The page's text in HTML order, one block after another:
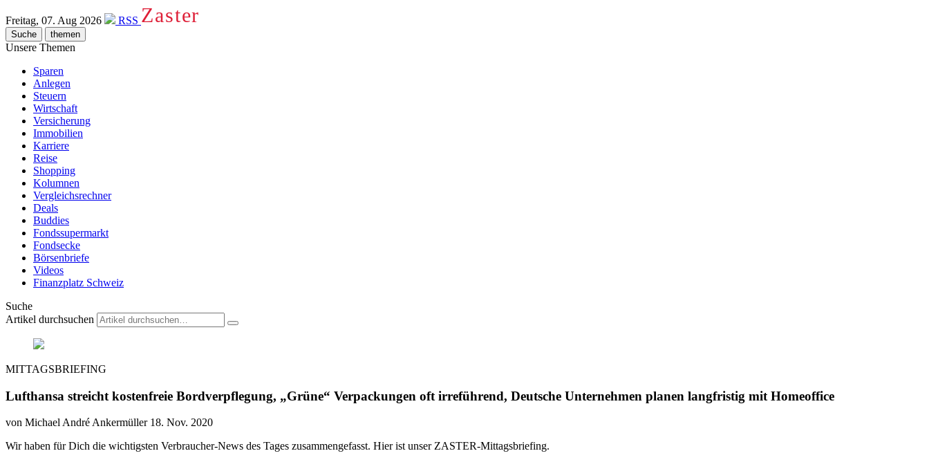
Freitag, 07. Aug 2026 RSS Zaster
Suche themen
Unsere Themen
Sparen
Anlegen
Steuern
Wirtschaft
Versicherung
Immobilien
Karriere
Reise
Shopping
Kolumnen
Vergleichsrechner
Deals
Buddies
Fondssupermarkt
Fondsecke
Börsenbriefe
Videos
Finanzplatz Schweiz
Suche
Artikel durchsuchen
MITTAGSBRIEFING
Lufthansa streicht kostenfreie Bordverpflegung, „Grüne“ Verpackungen oft irreführend, Deutsche Unternehmen planen langfristig mit Homeoffice
von Michael André Ankermüller 18. Nov. 2020
Wir haben für Dich die wichtigsten Verbraucher-News des Tages zusammengefasst. Hier ist unser ZASTER-Mittagsbriefing.